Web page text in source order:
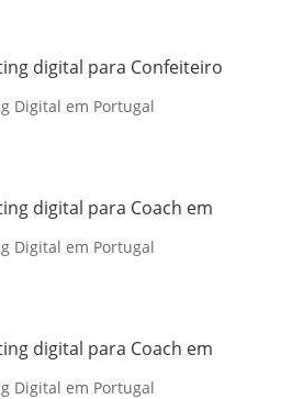
digital para Confeiteiro
Digital em Portugal
digital para Coach em
Digital em Portugal
digital para Coach em
Digital em Portugal